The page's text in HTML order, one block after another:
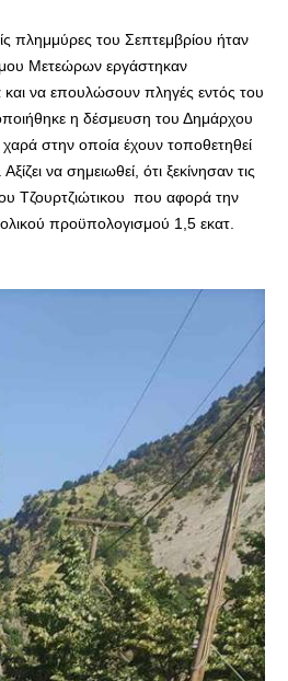
πλημμύρες του Σεπτεμβρίου ήταν
Μετεώρων εργάστηκαν
να επουλώσουν πληγές εντός του
η δέσμευση του Δημάρχου
στην οποία έχουν τοποθετηθεί
να σημειωθεί, ότι ξεκίνησαν τις
Τζουρτζιώτικου που αφορά την
προϋπολογισμού 1,5 εκατ.